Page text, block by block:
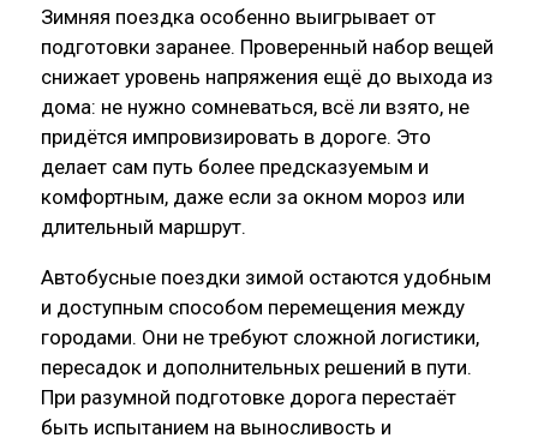
Зимняя поездка особенно выигрывает от
подготовки заранее. Проверенный набор вещей
снижает уровень напряжения ещё до выхода из
дома: не нужно сомневаться, всё ли взято, не
придётся импровизировать в дороге. Это
делает сам путь более предсказуемым и
комфортным, даже если за окном мороз или
длительный маршрут.
Автобусные поездки зимой остаются удобным
и доступным способом перемещения между
городами. Они не требуют сложной логистики,
пересадок и дополнительных решений в пути.
При разумной подготовке дорога перестаёт
быть испытанием на выносливость и